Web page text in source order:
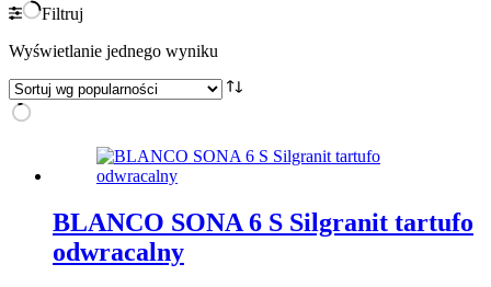
Filtruj
Wyświetlanie jednego wyniku
BLANCO SONA 6 S Silgranit tartufo
odwracalny